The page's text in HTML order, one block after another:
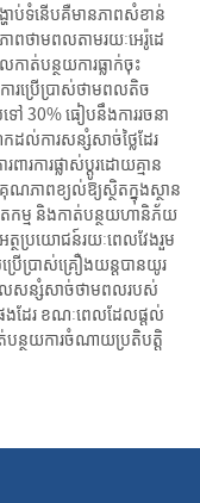
ាប់ទំនើបគឺមានភាពសំខាន់
ាពថាមពលតាមរយៈអេរ៉ូដេ
ត់បន្ថយការធ្លាក់ចុះ
ារប្រើប្រាស់ថាមពលតិច
30% ធៀបនឹងការរចនា
ល់ការសន្សំសាច់ថ្លៃដែរ
រការផ្លាស់ប្តូរដោយគ្មាន
ណភាពខ្យល់ឱ្យស្ថិតក្នុងស្ថាន
តកម្ម និងកាត់បន្ថយហានិភ័យ
ប្រយោជន៍រយៈពេលវែងរួម
ើប្រាស់គ្រឿងយន្តបានយូរ
ែលសន្សំសាច់ថាមពលរបស់
ងដែរ ខណៈពេលដែលផ្តល់
បន្ថយការចំណាយប្រតិបត្តិ